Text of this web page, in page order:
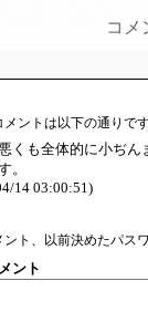
コメ
メントは以下の通りで
くも全体的に小ぢ
。
14 03:00:51)
ント、以前決めたパス
ント